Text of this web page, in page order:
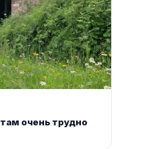
очень трудно